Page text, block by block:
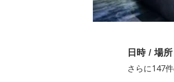
日時 / 場所
さらに147